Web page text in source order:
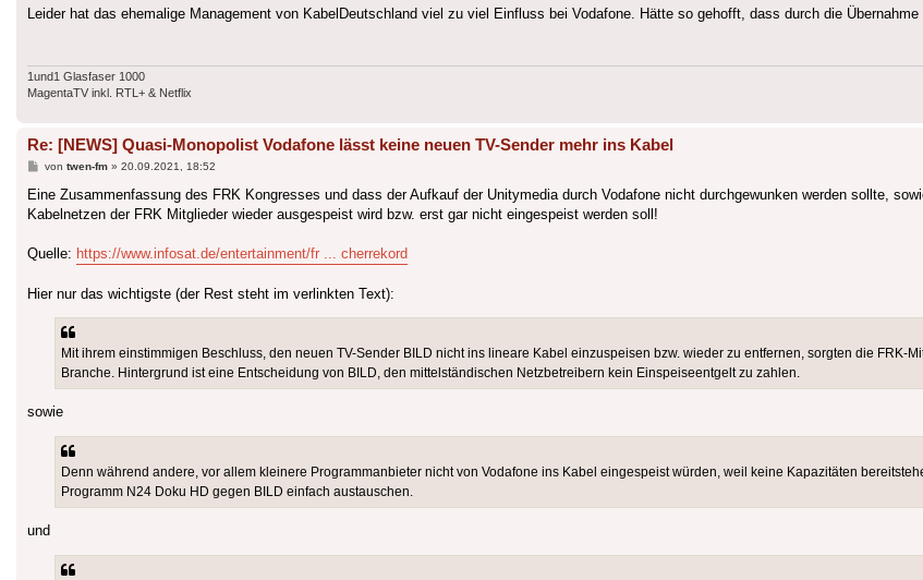
Leider hat das ehemalige Management von KabelDeutschland viel zu viel Einfluss bei Vodafone. Hätte so gehofft, dass durch die Übernahme
1und1 Glasfaser 1000
MagentaTV inkl. RTL+ & Netflix
Re: [NEWS] Quasi-Monopolist Vodafone lässt keine neuen TV-Sender mehr ins Kabel
Beitrag
von twen-fm» 20.09.2021, 18:52
Eine Zusammenfassung des FRK Kongresses und dass der Aufkauf der Unitymedia durch Vodafone nicht durchgewunken werden sollte,
Kabelnetzen der FRK Mitglieder wieder ausgespeist wird bzw. erst gar nicht eingespeist werden soll!
Quelle: https://www.infosat.de/entertainment/fr ... cherrekord
Hier nur das wichtigste (der Rest steht im verlinkten Text):
Mit ihrem einstimmigen Beschluss, den neuen TV-Sender BILD nicht ins lineare Kabel einzuspeisen bzw. wieder zu entfernen, sorgten die FRK-
Branche. Hintergrund ist eine Entscheidung von BILD, den mittelständischen Netzbetreibern kein Einspeiseentgelt zu zahlen.
sowie
Denn während andere, vor allem kleinere Programmanbieter nicht von Vodafone ins Kabel eingespeist würden, weil keine Kapazitäten
Programm N24 Doku HD gegen BILD einfach austauschen.
und